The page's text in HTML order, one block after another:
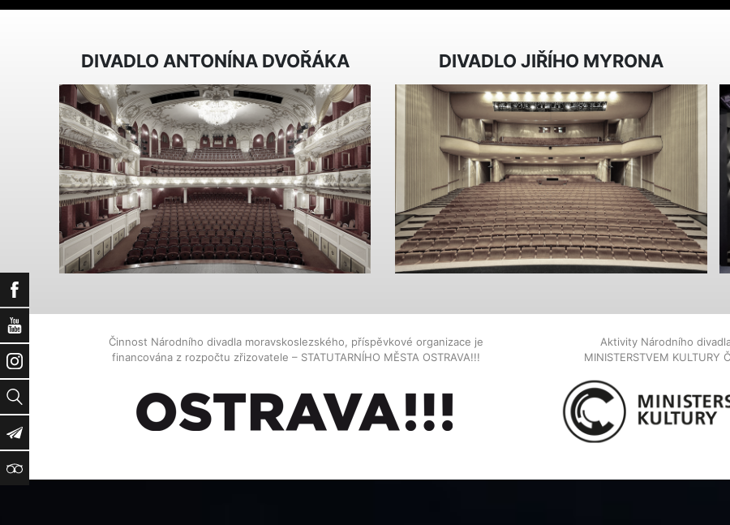
Facebook
YouTube
Instagram
Vyhledat
Newsletter
TripAdvisor
DIVADLO ANTONÍNA DVOŘÁKA DIVADLO JIŘÍHO MYRONA
Činnost Národního divadla moravskoslezského, příspěvkové organizace je
financována z rozpočtu zřizovatele – STATUTARNÍHO MĚSTA OSTRAVA!!!
Aktivity Národního
MINISTERSTVEM KULTURY